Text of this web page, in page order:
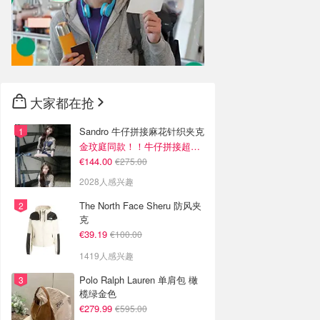
大家都在抢
Sandro 牛仔拼接麻花针织夹克
金玟庭同款！！牛仔拼接超有层次感
€144.00 €275.00
2028人感兴趣
The North Face Sheru 防风夹
克
€39.19 €100.00
1419人感兴趣
Polo Ralph Lauren 单肩包 橄
榄绿金色
€279.99 €595.00